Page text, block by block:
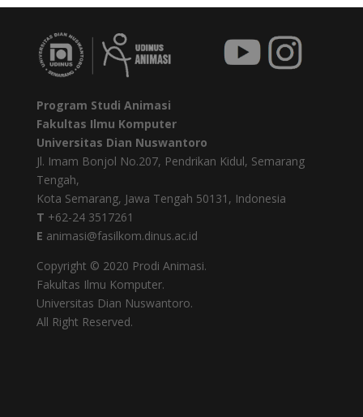
Program Studi Animasi
Fakultas Ilmu Komputer
Universitas Dian Nuswantoro
Jl. Imam Bonjol No.207, Pendrikan Kidul, Semarang
Tengah,
Kota Semarang, Jawa Tengah 50131, Indonesia
T +62-24 3517261
E animasi@fasilkom.dinus.ac.id
Copyright © 2020 Prodi Animasi.
Fakultas Ilmu Komputer.
Universitas Dian Nuswantoro.
All Right Reserved.